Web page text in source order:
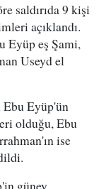
saldırıda 9 kişi
açıklandı.
Eyüp eş Şami,
Useyd el
Ebu Eyüp'ün
olduğu, Ebu
ise
güney